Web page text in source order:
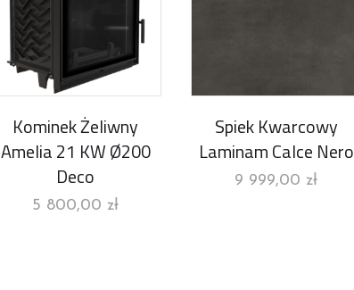
Kominek Żeliwny
Amelia 21 KW Ø200
Deco
5 800,00 zł
Spiek Kwarcowy
Laminam Calce Nero
9 999,00 zł